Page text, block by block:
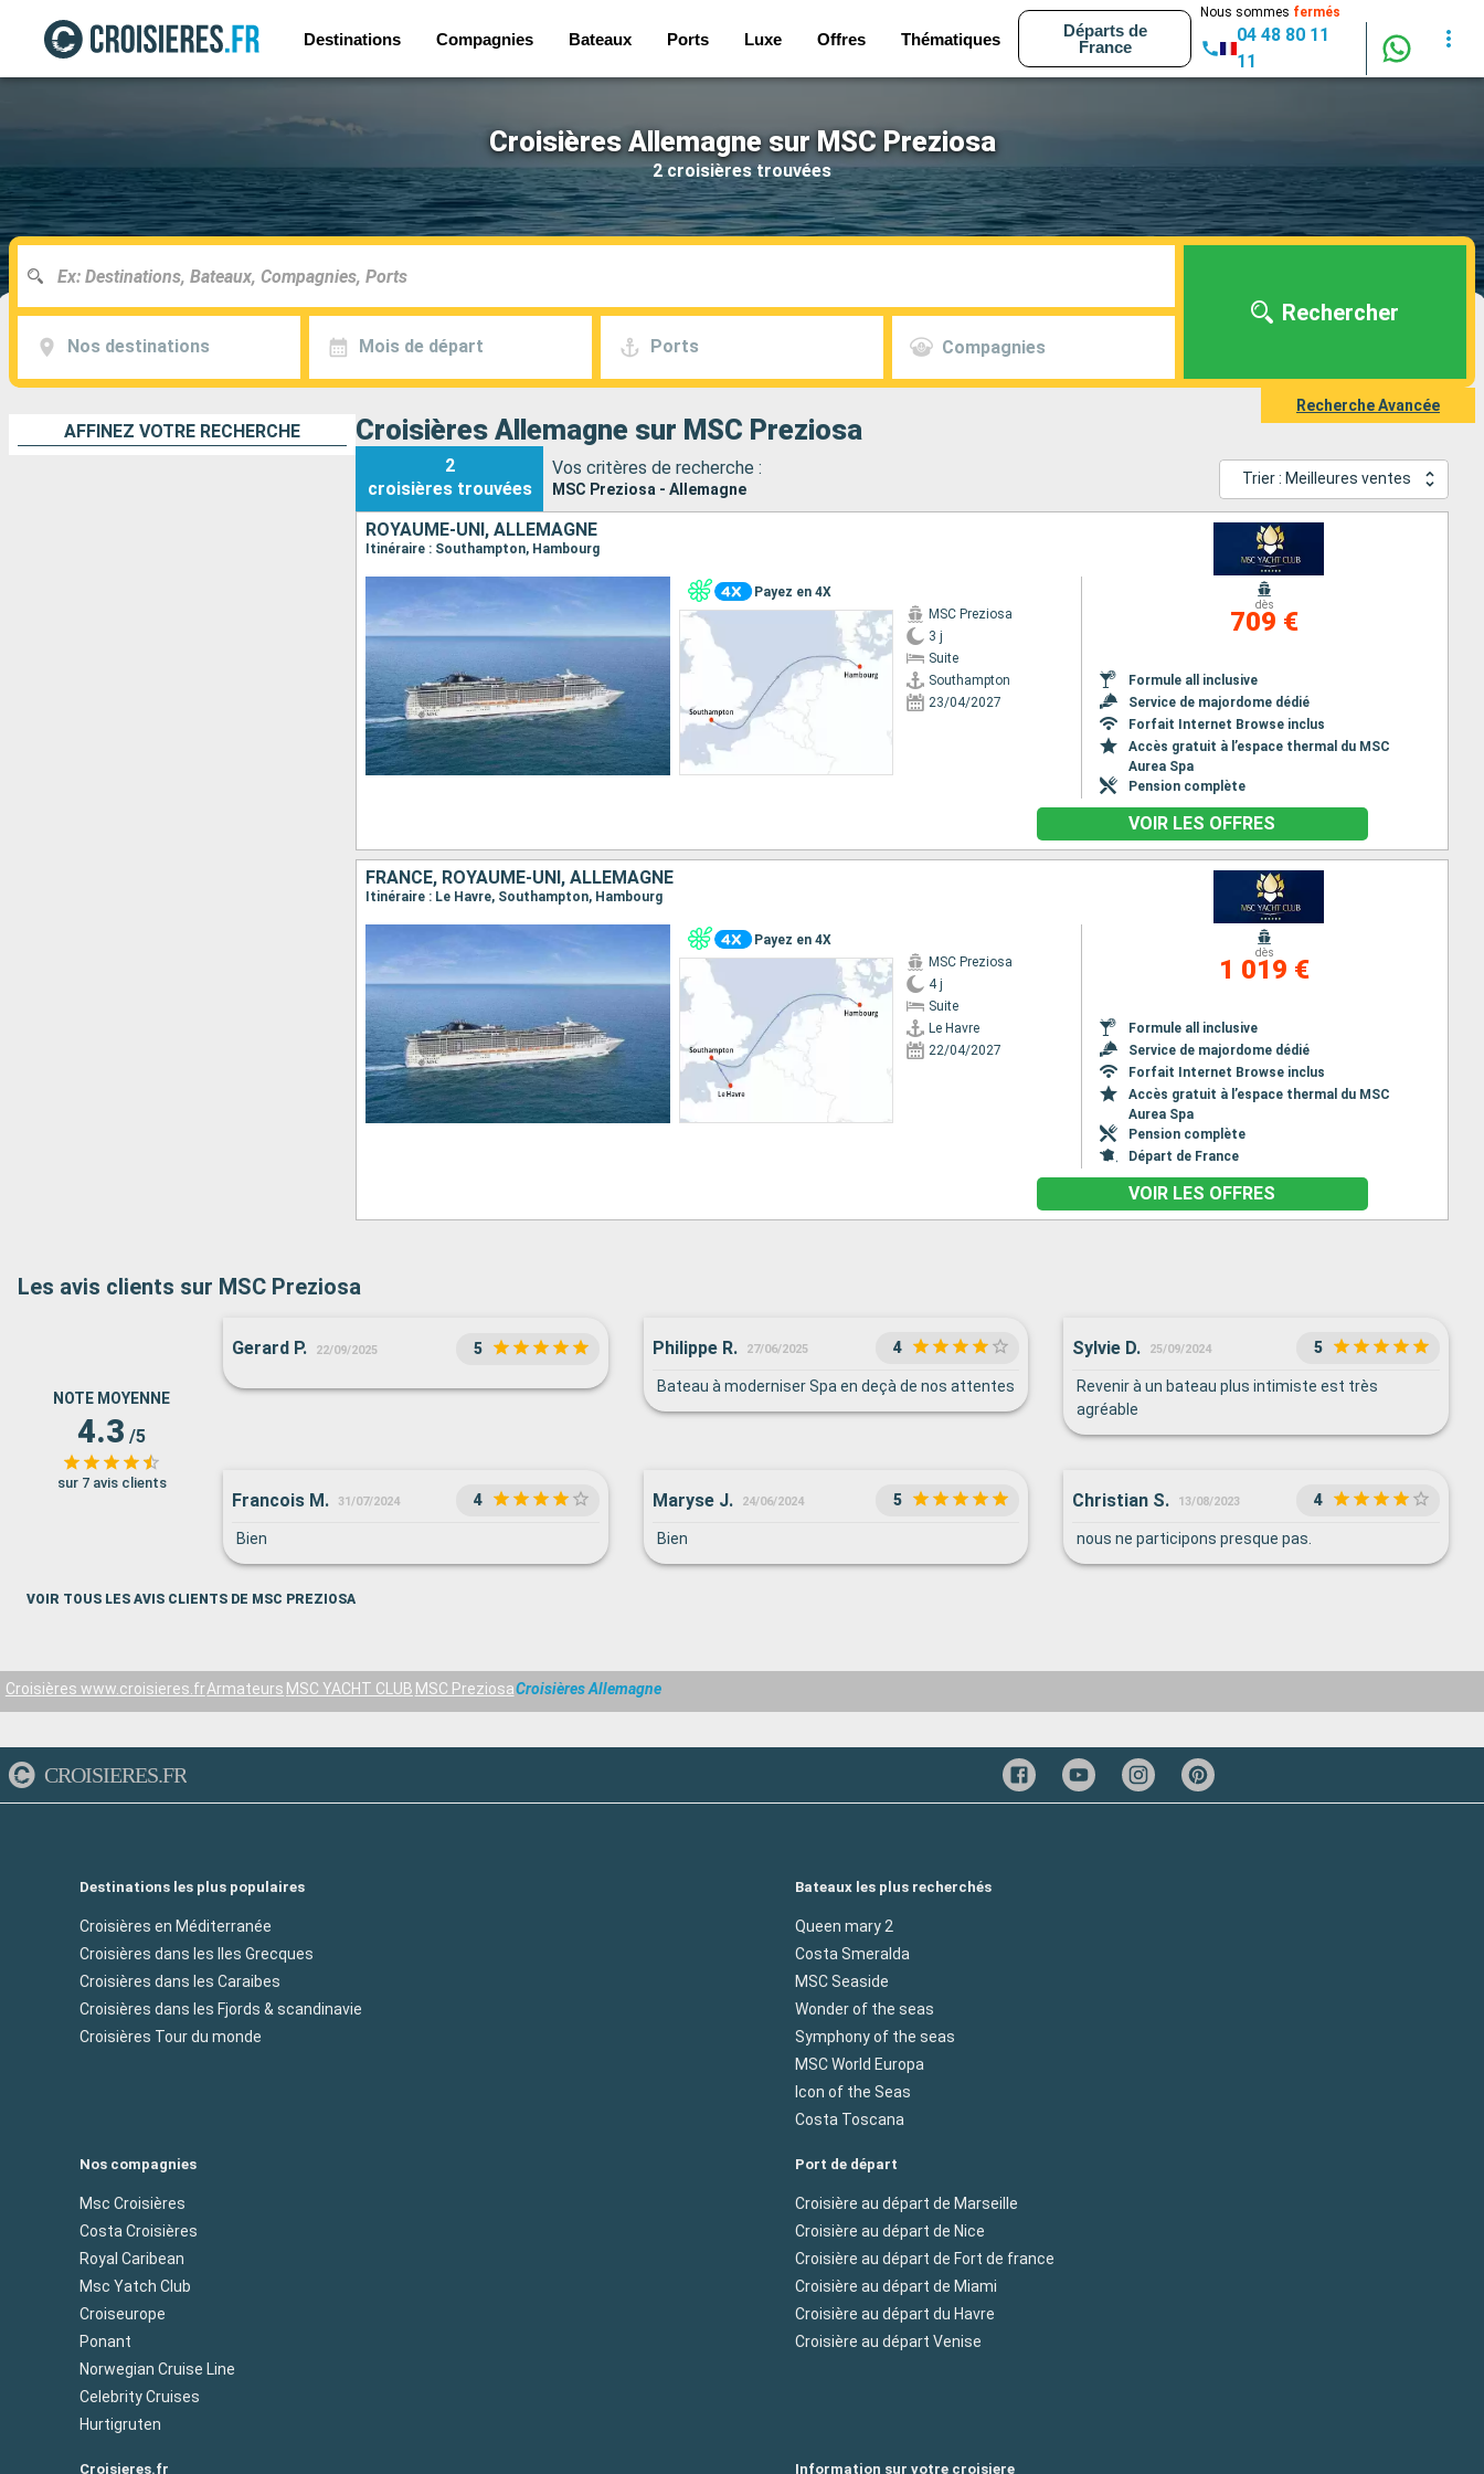
Destinations Compagnies Bateaux Ports Luxe Offres Thématiques
Départs de
France
Nous sommes fermés
04 48 80 11
11
Croisières Allemagne sur MSC Preziosa
2 croisières trouvées
Nos destinations Mois de départ Ports Compagnies
Rechercher
Recherche Avancée
AFFINEZ VOTRE RECHERCHE Croisières Allemagne sur MSC Preziosa
2
croisières trouvées
Vos critères de recherche :
MSC Preziosa - Allemagne
Trier : Meilleures ventes
ROYAUME-UNI, ALLEMAGNE
Itinéraire : Southampton, Hambourg
Payez en 4X
MSC Preziosa
3 j
Suite
Southampton
23/04/2027
dès
709 €
Formule all inclusive
Service de majordome dédié
Forfait Internet Browse inclus
Accès gratuit à l’espace thermal du MSC
Aurea Spa
Pension complète
VOIR LES OFFRES
FRANCE, ROYAUME-UNI, ALLEMAGNE
Itinéraire : Le Havre, Southampton, Hambourg
Payez en 4X
MSC Preziosa
4 j
Suite
Le Havre
22/04/2027
dès
1 019 €
Formule all inclusive
Service de majordome dédié
Forfait Internet Browse inclus
Accès gratuit à l’espace thermal du MSC
Aurea Spa
Pension complète
Départ de France
VOIR LES OFFRES
Les avis clients sur MSC Preziosa
NOTE MOYENNE
4.3 /5
sur 7 avis clients
Gerard P. 22/09/2025 5 Philippe R. 27/06/2025 4
Bateau à moderniser Spa en deçà de nos attentes
Sylvie D. 25/09/2024 5
Revenir à un bateau plus intimiste est très
agréable
Francois M. 31/07/2024 4
Bien
Maryse J. 24/06/2024 5
Bien
Christian S. 13/08/2023 4
nous ne participons presque pas.
VOIR TOUS LES AVIS CLIENTS DE MSC PREZIOSA
Croisières www.croisieres.frArmateurs MSC YACHT CLUB MSC PreziosaCroisières Allemagne
CROISIERES.FR
Destinations les plus populaires
Croisières en Méditerranée
Croisières dans les Iles Grecques
Croisières dans les Caraibes
Croisières dans les Fjords & scandinavie
Croisières Tour du monde
Bateaux les plus recherchés
Queen mary 2
Costa Smeralda
MSC Seaside
Wonder of the seas
Symphony of the seas
MSC World Europa
Icon of the Seas
Costa Toscana
Nos compagnies
Msc Croisières
Costa Croisières
Royal Caribean
Msc Yatch Club
Croiseurope
Ponant
Norwegian Cruise Line
Celebrity Cruises
Hurtigruten
Port de départ
Croisière au départ de Marseille
Croisière au départ de Nice
Croisière au départ de Fort de france
Croisière au départ de Miami
Croisière au départ du Havre
Croisière au départ Venise
Croisieres.fr Information sur votre croisiere